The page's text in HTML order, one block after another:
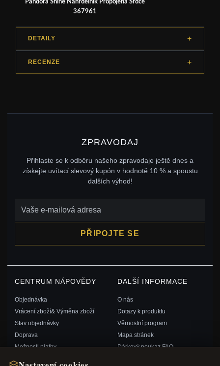
Pandora Shine Náhrdelník Propojená Srdce
367961
DETAILY
RECENZE
ZPRAVODAJ
Přihlaste se k odběru našeho zpravodaje ještě dnes a
získejte uvítací slevový kupón v hodnotě 10 % a spoustu
dalších výhod!
PŘIPOJTE SE
CENTRUM NÁPOVĚDY
Objednávka
Vrácení zboží& Výměna zboží
Stav objednávky
Doprava
Možnosti platby
DALŠÍ INFORMACE
O nás
Dotazy k produktu
Věrnostní program
Mapa stránek
Dárkový poukaz FAQ